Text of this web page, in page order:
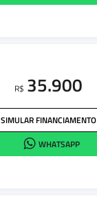
R$ 35.900
SIMULAR FINANCIAMENTO
WHATSAPP